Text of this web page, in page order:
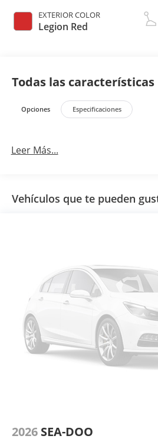
EXTERIOR COLOR
Legion Red
Todas las características
Opciones Especificaciones
Leer Más...
Vehículos que te pueden
2026 SEA-DOO